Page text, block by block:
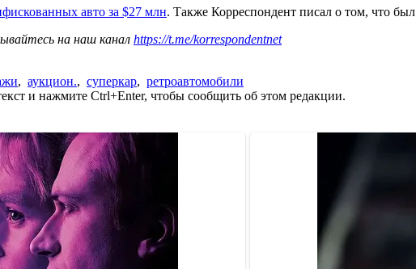
авто за $27 млн. Также Корреспондент писал о том, что был
на наш канал https://t.me/korrespondentnet
, аукцион., суперкар, ретроавтомобили
и нажмите Ctrl+Enter, чтобы сообщить об этом редакции.